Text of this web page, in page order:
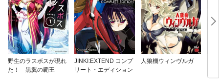
野生のラスボスが現れ
た！ 黒翼の覇王
JINKI:EXTEND コンプ
リート・エディション
人狼機ウィンヴルガ